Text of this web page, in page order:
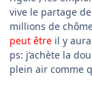
vive le partage
millions de
peut être il y
ps: j’achète la
plein air comme